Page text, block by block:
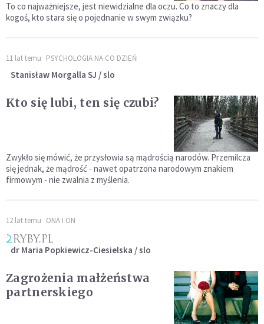
To co najważniejsze, jest niewidzialne dla oczu. Co to znaczy dla
kogoś, kto stara się o pojednanie w swym związku?
11 lat temu PSYCHOLOGIA NA CO DZIEŃ
Stanisław Morgalla SJ / slo
Kto się lubi, ten się czubi?
Zwykło się mówić, że przysłowia są mądrością narodów. Przemilcza
się jednak, że mądrość - nawet opatrzona narodowym znakiem
firmowym - nie zwalnia z myślenia.
12 lat temu ONA I ON
dr Maria Popkiewicz-Ciesielska / slo
Zagrożenia małżeństwa
partnerskiego